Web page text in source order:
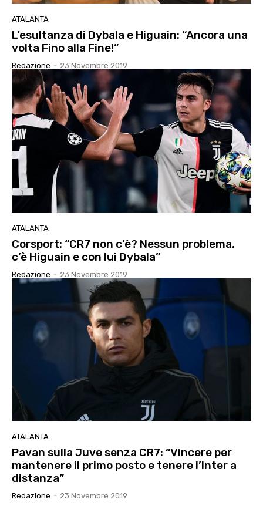
ATALANTA
L’esultanza di Dybala e Higuain: “Ancora una
volta Fino alla Fine!”
Redazione - 23 Novembre 2019
ATALANTA
Corsport: “CR7 non c’è? Nessun problema,
c’è Higuain e con lui Dybala”
Redazione - 23 Novembre 2019
ATALANTA
Pavan sulla Juve senza CR7: “Vincere per
mantenere il primo posto e tenere l’Inter a
distanza”
Redazione - 23 Novembre 2019